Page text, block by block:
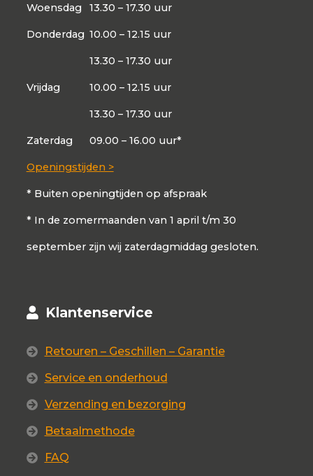
Woensdag 13.30 – 17.30 uur
Donderdag 10.00 – 12.15 uur
13.30 – 17.30 uur
Vrijdag 10.00 – 12.15 uur
13.30 – 17.30 uur
Zaterdag 09.00 – 16.00 uur*
Openingstijden >
* Buiten openingtijden op afspraak
* In de zomermaanden van 1 april t/m 30
september zijn wij zaterdagmiddag gesloten.
Klantenservice
Retouren – Geschillen – Garantie
Service en onderhoud
Verzending en bezorging
Betaalmethode
FAQ